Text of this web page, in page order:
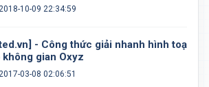
10-09 22:34:59
- Công thức giải nhanh hình toạ
không gian Oxyz
03-08 02:06:51